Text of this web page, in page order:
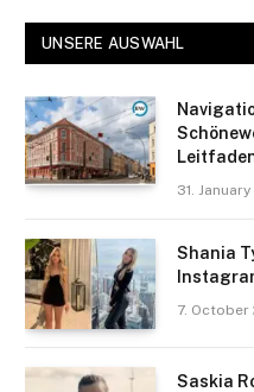
UNSERE AUSWAHL
31.
Shania
7. October
Saskia